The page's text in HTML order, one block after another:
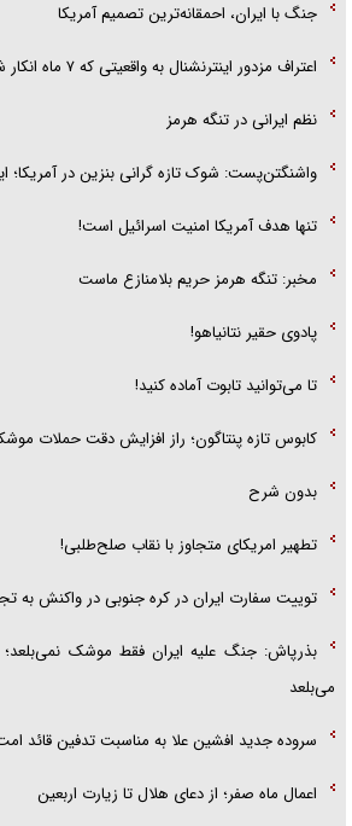
جنگ با ایران، احمقانه‌ترین تصمیم آمریکا
اعتراف مزدور اینترنشنال به واقعیتی که ۷ ماه انکار شد!
نظم ایرانی در تنگه هرمز
واشنگتن‌پست: شوک تازه گرانی بنزین در آمریکا؛
تنها هدف آمریکا امنیت اسرائیل است!
مخبر: تنگه هرمز حریم بلامنازع ماست
پادوی حقیر نتانیاهو!
تا می‌توانید تابوت آماده کنید!
کابوس تازه پنتاگون؛ راز افزایش دقت حملات
بدون شرح
تطهیر امریکای متجاوز با نقاب صلح‌طلبی!
توییت سفارت ایران در کره جنوبی در واکنش به
بذرپاش: ‏جنگ علیه ایران فقط موشک نمی‌بلعد؛
می‌بلعد
سروده جدید افشین علا به مناسبت تدفین قائد
اعمال ماه صفر؛ از دعای هلال تا زیارت اربعین